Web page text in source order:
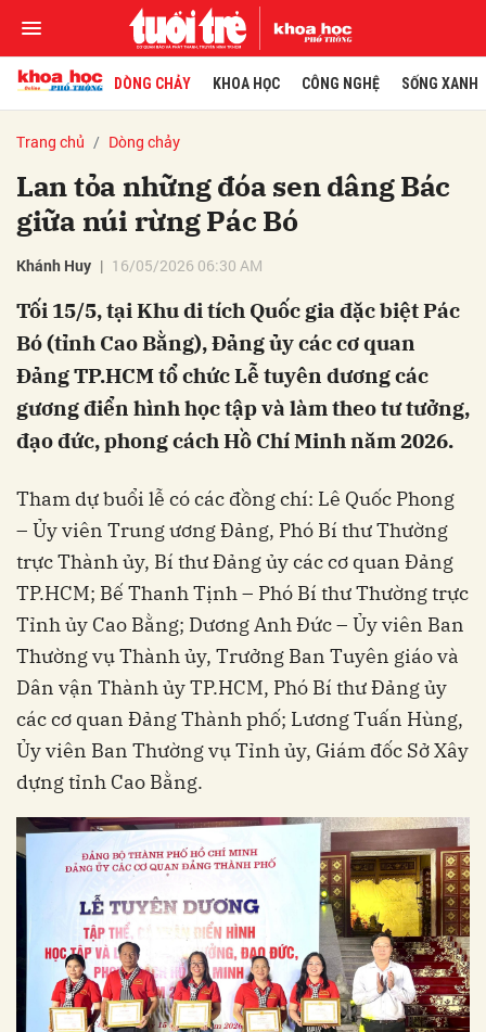
DÒNG CHẢY KHOA HỌC CÔNG NGHỆ SỐNG XANH
Trang chủ Dòng chảy
Lan tỏa những đóa sen dâng Bác
giữa núi rừng Pác Bó
Khánh Huy 16/05/2026 06:30 AM
Tối 15/5, tại Khu di tích Quốc gia đặc biệt Pác
Bó (tỉnh Cao Bằng), Đảng ủy các cơ quan
Đảng TP.HCM tổ chức Lễ tuyên dương các
gương điển hình học tập và làm theo tư tưởng,
đạo đức, phong cách Hồ Chí Minh năm 2026.
Tham dự buổi lễ có các đồng chí: Lê Quốc Phong
– Ủy viên Trung ương Đảng, Phó Bí thư Thường
trực Thành ủy, Bí thư Đảng ủy các cơ quan Đảng
TP.HCM; Bế Thanh Tịnh – Phó Bí thư Thường trực
Tỉnh ủy Cao Bằng; Dương Anh Đức – Ủy viên Ban
Thường vụ Thành ủy, Trưởng Ban Tuyên giáo và
Dân vận Thành ủy TP.HCM, Phó Bí thư Đảng ủy
các cơ quan Đảng Thành phố; Lương Tuấn Hùng,
Ủy viên Ban Thường vụ Tỉnh ủy, Giám đốc Sở Xây
dựng tỉnh Cao Bằng.